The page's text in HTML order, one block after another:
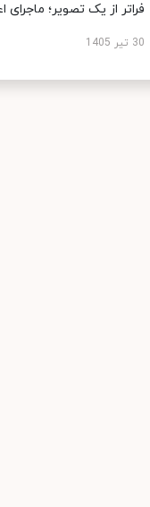
فراتر از یک تصویر؛ ماجرای
30 تیر 1405